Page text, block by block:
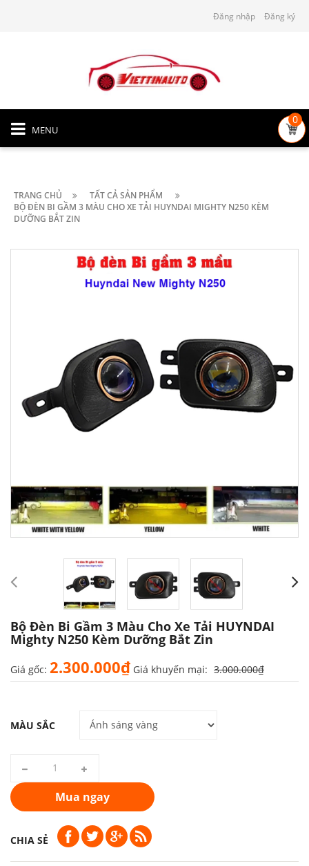
Đăng nhập Đăng ký
MENU
0
TRANG CHỦ
TẤT CẢ SẢN PHẨM
BỘ ĐÈN BI GẦM 3 MÀU CHO XE TẢI HUYNDAI MIGHTY N250 KÈM
DƯỠNG BẮT ZIN
Bộ Đèn Bi Gầm 3 Màu Cho Xe Tải HUYNDAI
Mighty N250 Kèm Dưỡng Bắt Zin
Giá gốc: 2.300.000₫ Giá khuyến mại: 3.000.000₫
MÀU SẮC
Mua ngay
CHIA SẺ